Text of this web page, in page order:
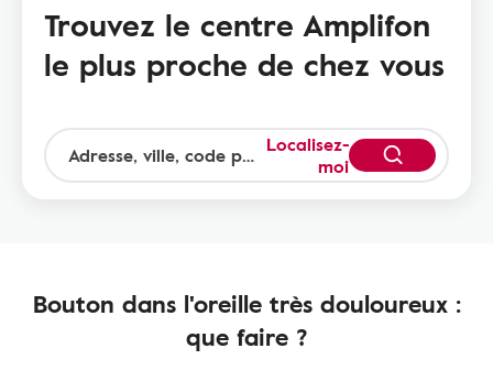
Trouvez le centre Amplifon
le plus proche de chez vous
Localisez-
moi
Bouton dans l'oreille très douloureux :
que faire ?